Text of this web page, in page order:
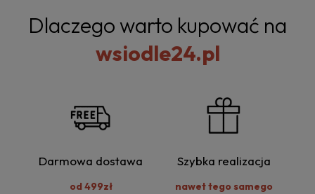
Dlaczego warto kupować na
wsiodle24.pl
Darmowa dostawa
od 499zł
Szybka realizacja
nawet tego samego